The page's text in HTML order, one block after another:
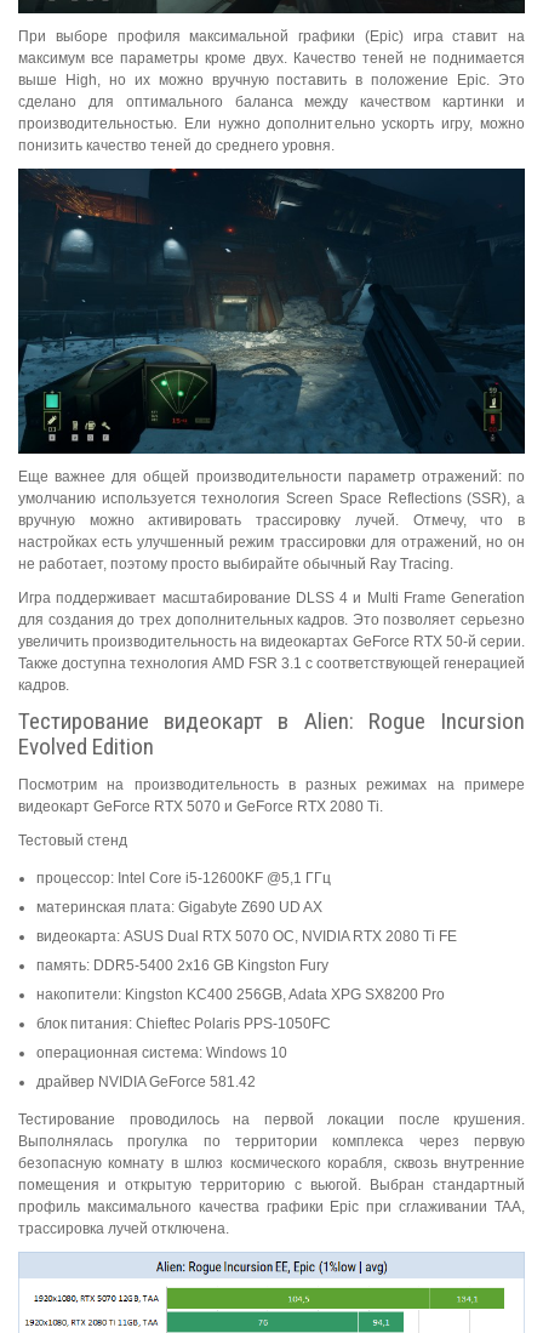
При выборе профиля максимальной графики (Epic) игра ставит на
максимум все параметры кроме двух. Качество теней не поднимается
выше High, но их можно вручную поставить в положение Epic. Это
сделано для оптимального баланса между качеством картинки и
производительностью. Ели нужно дополнительно ускорть игру, можно
понизить качество теней до среднего уровня.
Еще важнее для общей производительности параметр отражений: по
умолчанию используется технология Screen Space Reflections (SSR), а
вручную можно активировать трассировку лучей. Отмечу, что в
настройках есть улучшенный режим трассировки для отражений, но он
не работает, поэтому просто выбирайте обычный Ray Tracing.
Игра поддерживает масштабирование DLSS 4 и Multi Frame Generation
для создания до трех дополнительных кадров. Это позволяет серьезно
увеличить производительность на видеокартах GeForce RTX 50-й серии.
Также доступна технология AMD FSR 3.1 с соответствующей генерацией
кадров.
Тестирование видеокарт в Alien: Rogue Incursion
Evolved Edition
Посмотрим на производительность в разных режимах на примере
видеокарт GeForce RTX 5070 и GeForce RTX 2080 Ti.
Тестовый стенд
процессор: Intel Core i5-12600KF @5,1 ГГц
материнская плата: Gigabyte Z690 UD AX
видеокарта: ASUS Dual RTX 5070 OC, NVIDIA RTX 2080 Ti FE
память: DDR5-5400 2x16 GB Kingston Fury
накопители: Kingston KC400 256GB, Adata XPG SX8200 Pro
блок питания: Chieftec Polaris PPS-1050FC
операционная система: Windows 10
драйвер NVIDIA GeForce 581.42
Тестирование проводилось на первой локации после крушения.
Выполнялась прогулка по территории комплекса через первую
безопасную комнату в шлюз космического корабля, сквозь внутренние
помещения и открытую территорию с вьюгой. Выбран стандартный
профиль максимального качества графики Epic при сглаживании TAA,
трассировка лучей отключена.